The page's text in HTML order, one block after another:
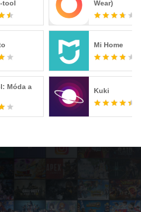
tool
Móda a
Wear)
Mi Home
Kuki